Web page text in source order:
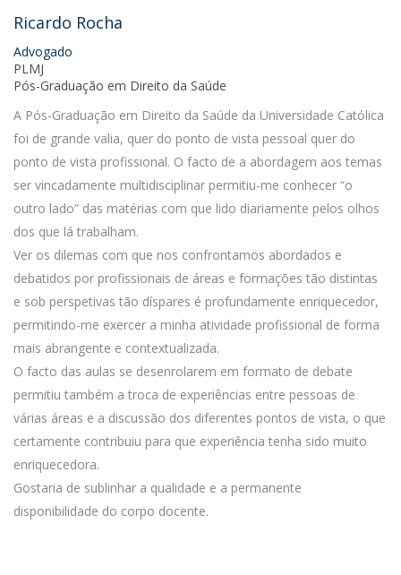
Ricardo Rocha
Advogado
PLMJ
Pós-Graduação em Direito da Saúde
A Pós-Graduação em Direito da Saúde da Universidade Católica
foi de grande valia, quer do ponto de vista pessoal quer do
ponto de vista profissional. O facto de a abordagem aos temas
ser vincadamente multidisciplinar permitiu-me conhecer “o
outro lado” das matérias com que lido diariamente pelos olhos
dos que lá trabalham.
Ver os dilemas com que nos confrontamos abordados e
debatidos por profissionais de áreas e formações tão distintas
e sob perspetivas tão díspares é profundamente enriquecedor,
permitindo-me exercer a minha atividade profissional de forma
mais abrangente e contextualizada.
O facto das aulas se desenrolarem em formato de debate
permitiu também a troca de experiências entre pessoas de
várias áreas e a discussão dos diferentes pontos de vista, o que
certamente contribuiu para que experiência tenha sido muito
enriquecedora.
Gostaria de sublinhar a qualidade e a permanente
disponibilidade do corpo docente.